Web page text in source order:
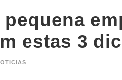
estas 3